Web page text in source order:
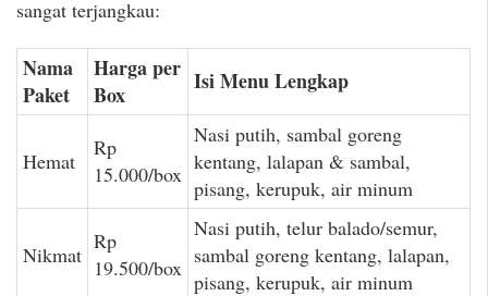
sangat terjangkau:
Nama
Paket
Harga per
Box
Isi Menu Lengkap
Hemat
Rp
15.000/box
Nasi putih, sambal goreng
kentang, lalapan & sambal,
pisang, kerupuk, air minum
Nikmat
Rp
19.500/box
Nasi putih, telur balado/semur,
sambal goreng kentang, lalapan,
pisang, kerupuk, air minum